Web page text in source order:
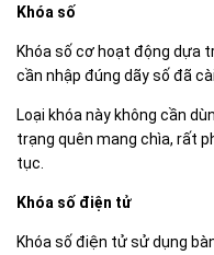
Khóa số
Khóa số cơ hoạt động dựa
cần nhập đúng dãy số đã
Loại khóa này không cần
trạng quên mang chìa, rất
tục.
Khóa số điện tử
Khóa số điện tử sử dụng